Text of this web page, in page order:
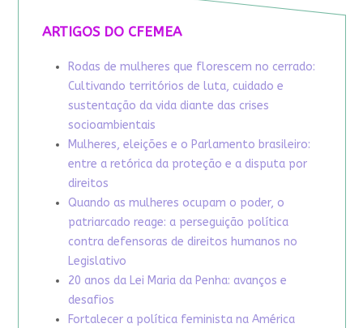
ARTIGOS DO CFEMEA
Rodas de mulheres que florescem no cerrado:
Cultivando territórios de luta, cuidado e
sustentação da vida diante das crises
socioambientais
Mulheres, eleições e o Parlamento brasileiro:
entre a retórica da proteção e a disputa por
direitos
Quando as mulheres ocupam o poder, o
patriarcado reage: a perseguição política
contra defensoras de direitos humanos no
Legislativo
20 anos da Lei Maria da Penha: avanços e
desafios
Fortalecer a política feminista na América